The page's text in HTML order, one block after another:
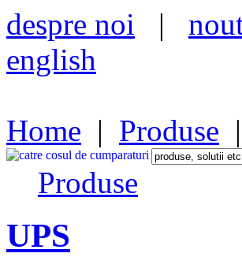
despre noi |
english
Home | Produse |
Produse
UPS